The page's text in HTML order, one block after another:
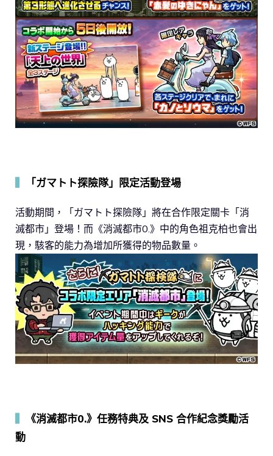
「ガマトト探險隊」限定活動登場
活動期間，「ガマトト探險隊」將在合作限定關卡「消
滅都市」登場！而《消滅都市0.》中的角色祖克柏也會出
現，駭客的能力為增加所獲得的物品數量。
《消滅都市0.》任務特典及 SNS 合作紀念獎勵活
動